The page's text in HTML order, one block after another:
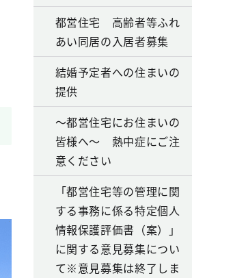
都営住宅 高齢者等ふれ
あい同居の入居者募集
結婚予定者への住まいの
提供
～都営住宅にお住まいの
皆様へ～ 熱中症にご注
意ください
「都営住宅等の管理に関
する事務に係る特定個人
情報保護評価書（案）」
に関する意見募集につい
て※意見募集は終了しま